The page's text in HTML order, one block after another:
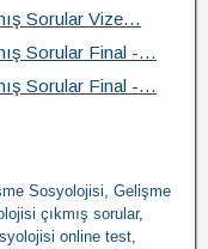
Sorular Vize…
Sorular Final -…
Sorular Final -…
Sosyolojisi, Gelişme
çıkmış sorular,
online test,